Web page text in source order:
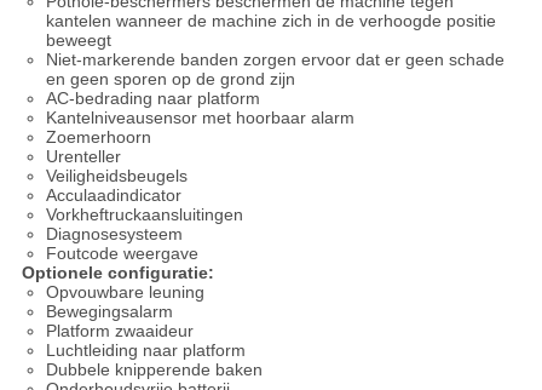
kantelen wanneer de machine zich in de verhoogde positie
beweegt
Niet-markerende banden zorgen ervoor dat er geen schade
en geen sporen op de grond zijn
AC-bedrading naar platform
Kantelniveausensor met hoorbaar alarm
Zoemerhoorn
Urenteller
Veiligheidsbeugels
Acculaadindicator
Vorkheftruckaansluitingen
Diagnosesysteem
Foutcode weergave
Optionele configuratie:
Opvouwbare leuning
Bewegingsalarm
Platform zwaaideur
Luchtleiding naar platform
Dubbele knipperende baken